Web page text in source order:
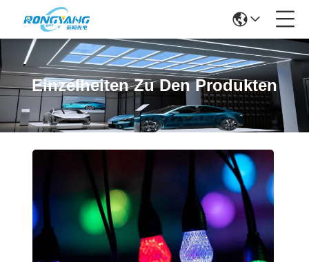
Einzelheiten Zu Den Produkten